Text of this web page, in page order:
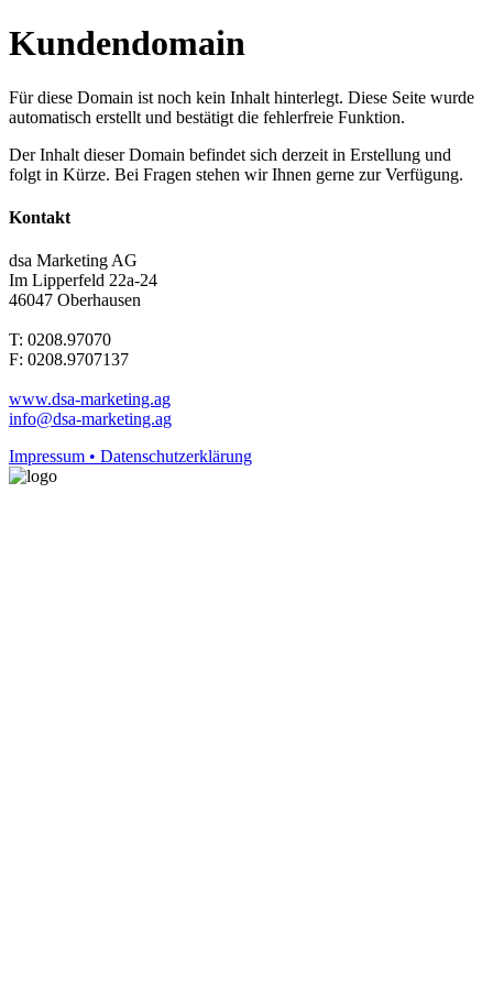
Kundendomain
Für diese Domain ist noch kein Inhalt hinterlegt. Diese Seite wurde
automatisch erstellt und bestätigt die fehlerfreie Funktion.
Der Inhalt dieser Domain befindet sich derzeit in Erstellung und
folgt in Kürze. Bei Fragen stehen wir Ihnen gerne zur Verfügung.
Kontakt
dsa Marketing AG
Im Lipperfeld 22a-24
46047 Oberhausen
T: 0208.97070
F: 0208.9707137
www.dsa-marketing.ag
info@dsa-marketing.ag
Impressum • Datenschutzerklärung